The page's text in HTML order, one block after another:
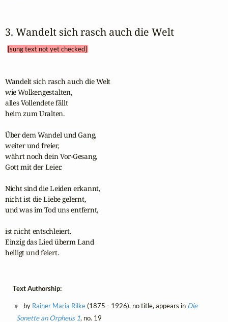
3. Wandelt sich rasch auch die Welt
[sung text not yet checked]
Wandelt sich rasch auch die Welt
wie Wolkengestalten,
alles Vollendete fällt
heim zum Uralten.
Über dem Wandel und Gang,
weiter und freier,
währt noch dein Vor-Gesang,
Gott mit der Leier.
Nicht sind die Leiden erkannt,
nicht ist die Liebe gelernt,
und was im Tod uns entfernt,
ist nicht entschleiert.
Einzig das Lied überm Land
heiligt und feiert.
Text Authorship:
by Rainer Maria Rilke(1875 - 1926), no title, appears in Die
Sonette an Orpheus 1, no. 19